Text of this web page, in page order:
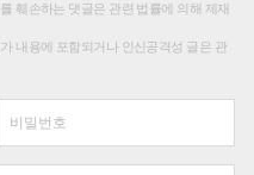
훼손하는 댓글은 관련 법률에 의해 제재
내용에 포함되거나 인신공격성 글은 관